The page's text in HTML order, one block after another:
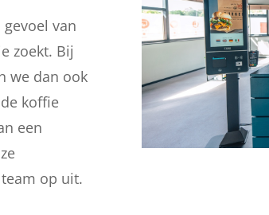
van
zoekt. Bij
we dan ook
koffie
een
op uit.